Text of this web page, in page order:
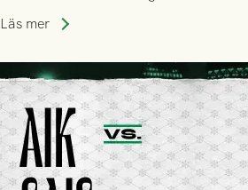
trupp till matchen:
Läs mer